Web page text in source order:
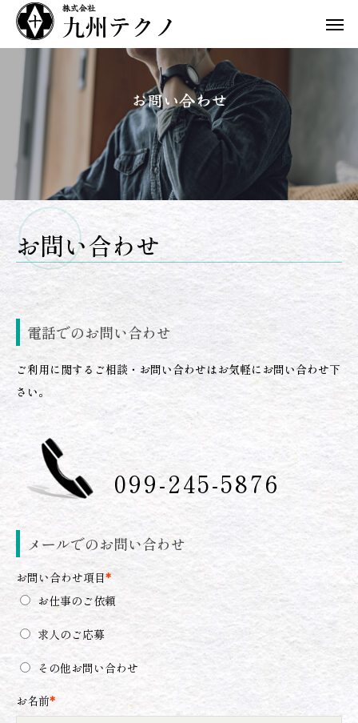
お問い合わせ
お問い合わせ
電話でのお問い合わせ
ご利用に関するご相談・お問い合わせはお気軽にお問い合わせ下
さい。
099-245-5876
メールでのお問い合わせ
お問い合わせ項目*
お仕事のご依頼
求人のご応募
その他お問い合わせ
お名前*